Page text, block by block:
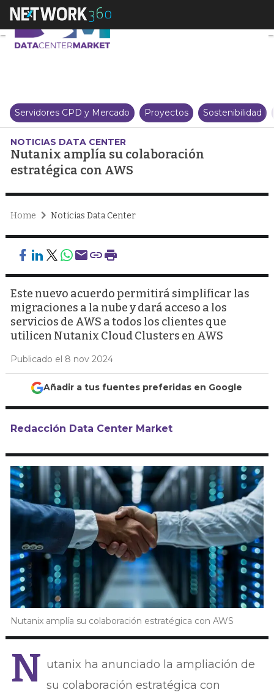
Nutanix amplía su
Servidores CPD y Mercado Proyectos Sostenibilidad
NOTICIAS DATA CENTER
Nutanix amplía su colaboración
estratégica con AWS
Home Noticias Data Center
Este nuevo acuerdo permitirá simplificar las
migraciones a la nube y dará acceso a los
servicios de AWS a todos los clientes que
utilicen Nutanix Cloud Clusters en AWS
Publicado el 8 nov 2024
Añadir a tus fuentes preferidas en Google
Redacción Data Center Market
Nutanix amplía su colaboración estratégica con AWS
N utanix ha anunciado la ampliación de
su colaboración estratégica con